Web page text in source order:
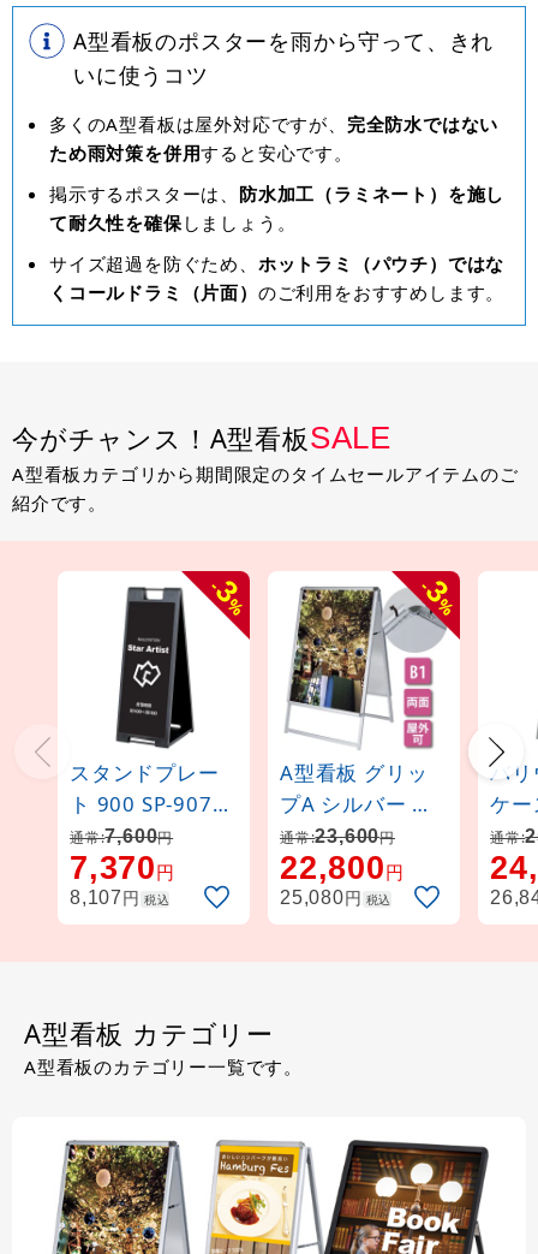
A型看板のポスターを雨から守って、きれ
いに使うコツ
多くのA型看板は屋外対応ですが、 完全防水ではない
ため雨対策を併用すると安心です。
掲示するポスターは、 防水加工（ラミネート）を施し
て耐久性を確保しましょう。
サイズ超過を防ぐため、 ホットラミ（パウチ）ではな
くコールドラミ（片面） のご利用をおすすめします。
今がチャンス！A型看板SALE
A型看板カテゴリから期間限定のタイムセールアイテムのご
紹介です。
-
3
%
スタンドプレー
ト 900 SP-907
ブラック
通常:7,600円
7,370円
8,107円 税込
-
3
%
A型看板 グリッ
プA シルバー サ
イズ:B1両面
(42456B1*)
通常:23,600円
22,800円
25,080円 税込
バ
ケ
看
(片
通常:
A型看板 カテゴリー
A型看板のカテゴリー一覧です。